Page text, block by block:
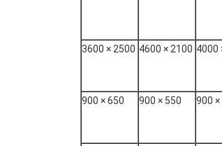
2100 × 4600
2500 × 3600
550 × 900
650 × 900